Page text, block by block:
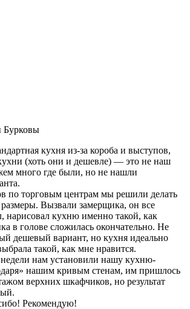
Бурковы
кухня из-за короба и выступов,
(хоть они и дешевле) — это не наш
много где были, но не нашли
по торговым центрам мы решили делать
Вызвали замерщика, он все
нарисовал кухню именно такой, как
в голове сложилась окончательно. Не
дешевый вариант, но кухня идеально
такой, как мне нравится.
нам установили нашу кухню-
нашим кривым стенам, им пришлось
верхних шкафчиков, но результат
Рекомендую!